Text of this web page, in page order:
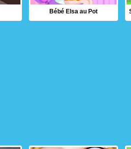
Bébé Elsa au Pot